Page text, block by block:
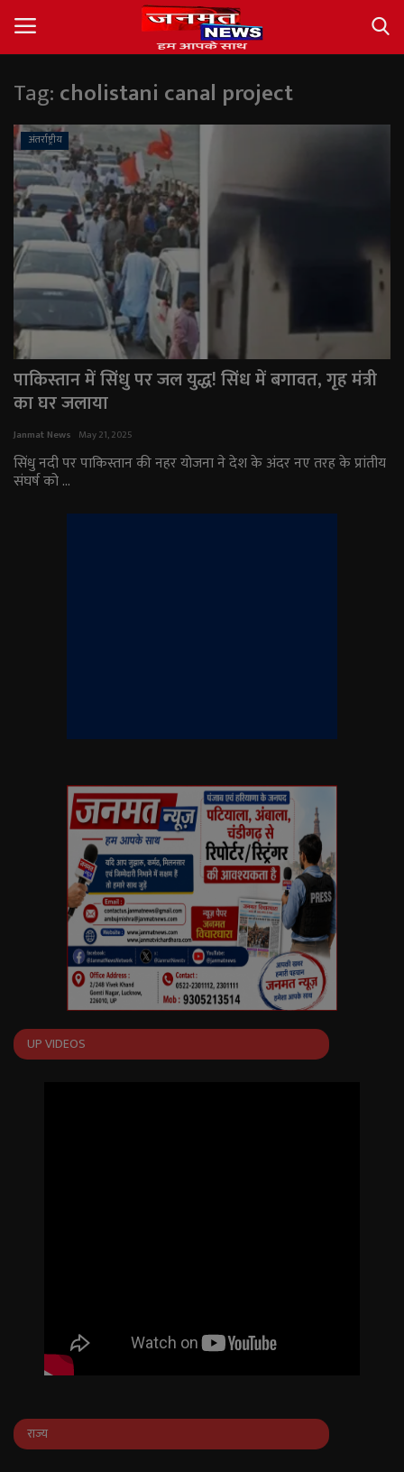
Login Register
About
Contact
देश
अंतर्राष्ट्रीय
राज्य
खेल
राजनीति
मनोरंजन
Language
Arabic
Tag:cholistani canal project
अंतर्राष्ट्रीय
पाकिस्तान में सिंधु पर जल युद्ध! सिंध में बगावत, गृह मंत्री
का घर जलाया
Janmat News May 21, 2025
सिंधु नदी पर पाकिस्तान की नहर योजना ने देश के अंदर नए तरह के प्रांतीय
संघर्ष को ...
UP VIDEOS
राज्य